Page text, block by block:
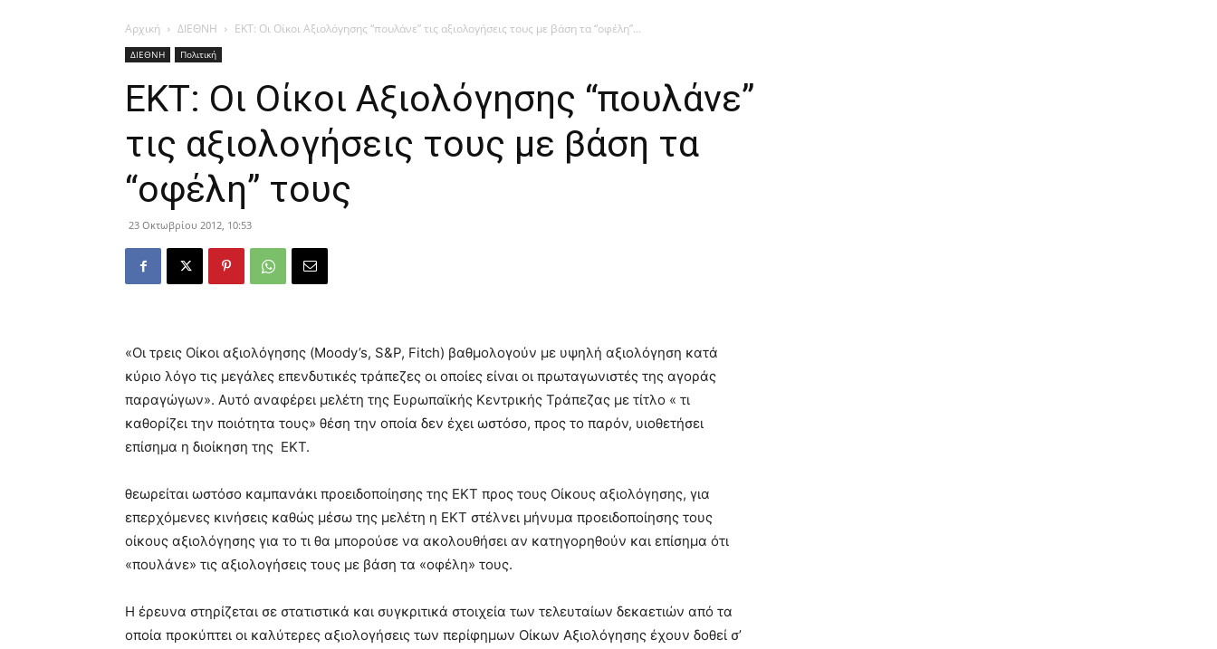
Αρχική ΔΙΕΘΝΗ ΕΚΤ: Οι Οίκοι Αξιολόγησης “πουλάνε” τις αξιολογήσεις τους με βάση τα “οφέλη”...
ΔΙΕΘΝΗ Πολιτική
ΕΚΤ: Οι Οίκοι Αξιολόγησης “πουλάνε”
τις αξιολογήσεις τους με βάση τα
“οφέλη” τους
23 Οκτωβρίου 2012, 10:53
«Οι τρεις Οίκοι αξιολόγησης (Moody’s, S&P, Fitch) βαθμολογούν με υψηλή αξιολόγηση κατά
κύριο λόγο τις μεγάλες επενδυτικές τράπεζες οι οποίες είναι οι πρωταγωνιστές της αγοράς
παραγώγων». Αυτό αναφέρει μελέτη της Ευρωπαϊκής Κεντρικής Τράπεζας με τίτλο « τι
καθορίζει την ποιότητα τους» θέση την οποία δεν έχει ωστόσο, προς το παρόν, υιοθετήσει
επίσημα η διοίκηση της ΕΚΤ.
θεωρείται ωστόσο καμπανάκι προειδοποίησης της ΕΚΤ προς τους Οίκους αξιολόγησης, για
επερχόμενες κινήσεις καθώς μέσω της μελέτη η ΕΚΤ στέλνει μήνυμα προειδοποίησης τους
οίκους αξιολόγησης για το τι θα μπορούσε να ακολουθήσει αν κατηγορηθούν και επίσημα ότι
«πουλάνε» τις αξιολογήσεις τους με βάση τα «οφέλη» τους.
Η έρευνα στηρίζεται σε στατιστικά και συγκριτικά στοιχεία των τελευταίων δεκαετιών από τα
οποία προκύπτει οι καλύτερες αξιολογήσεις των περίφημων Οίκων Αξιολόγησης έχουν δοθεί σ’